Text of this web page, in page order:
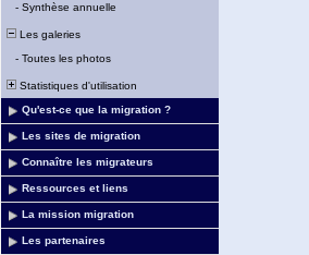
- Synthèse annuelle
Les galeries
- Toutes les photos
Statistiques d'utilisation
Qu'est-ce que la migration ?
Les sites de migration
Connaître les migrateurs
Ressources et liens
La mission migration
Les partenaires